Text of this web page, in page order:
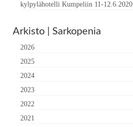
kylpylähotelli Kumpeliin 11-12.6.2020.
Arkisto | Sarkopenia
2026
2025
2024
2023
2022
2021